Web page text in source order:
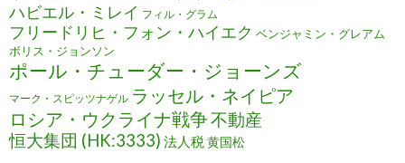
ハビエル・ミレイ フィル・グラム
フリードリヒ・フォン・ハイエク ベンジャミン・グレアム
ボリス・ジョンソン
ポール・チューダー・ジョーンズ
マーク・スピッツナゲル ラッセル・ネイピア
ロシア・ウクライナ戦争不動産
恒大集団 (HK:3333) 法人税黄国松